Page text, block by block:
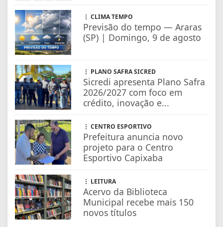
CLIMA TEMPO
Previsão do tempo — Araras
(SP) | Domingo, 9 de agosto
PLANO SAFRA SICRED
Sicredi apresenta Plano Safra
2026/2027 com foco em
crédito, inovação e...
CENTRO ESPORTIVO
Prefeitura anuncia novo
projeto para o Centro
Esportivo Capixaba
LEITURA
Acervo da Biblioteca
Municipal recebe mais 150
novos títulos